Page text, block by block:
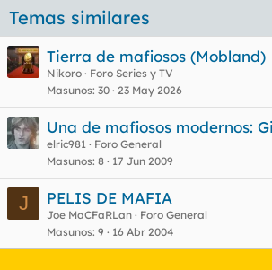
i
u
e
t
s
Temas similares
Tierra de mafiosos (Mobland)
Nikoro
Foro Series y TV
Masunos 30 23 May 2026
Una de mafiosos modernos:
elric981
Foro General
Masunos 8 17 Jun 2009
J PELIS DE MAFIA
Joe MaCFaRLan
Foro General
Masunos 9 16 Abr 2004